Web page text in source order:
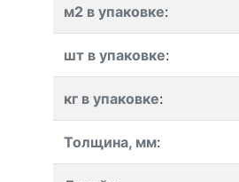
м2 в упаковке:
шт в упаковке:
кг в упаковке:
Толщина, мм: